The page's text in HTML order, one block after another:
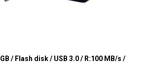
/ Flash disk / USB 3.0 / R:100 MB/s /